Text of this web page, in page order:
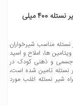
سرلاک گندم و موز به همراه شیر نستله 400 میلی
مناسب شیرخواران
ها، املاح و اسید
و ذهنی کودک در
نستله تامین شده است،
شیر نستله اغلب مورد